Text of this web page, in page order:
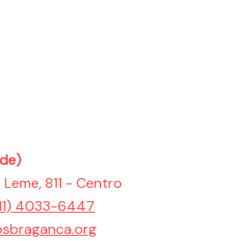
811 - Centro
4033-6447